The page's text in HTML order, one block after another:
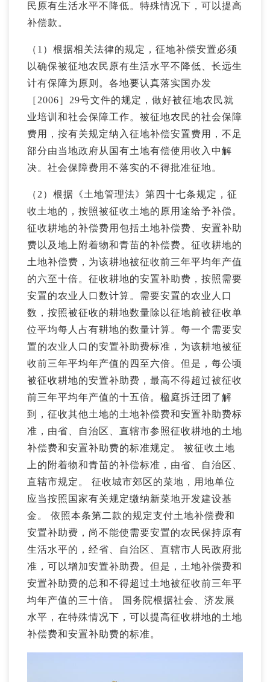
民原有生活水平不降低。特殊情况下，可以提高
补偿款。
（1）根据相关法律的规定，征地补偿安置必须
以确保被征地农民原有生活水平不降低、长远生
计有保障为原则。各地要认真落实国办发
［2006］29号文件的规定，做好被征地农民就
业培训和社会保障工作。被征地农民的社会保障
费用，按有关规定纳入征地补偿安置费用，不足
部分由当地政府从国有土地有偿使用收入中解
决。社会保障费用不落实的不得批准征地。
（2）根据《土地管理法》第四十七条规定，征
收土地的，按照被征收土地的原用途给予补偿。
征收耕地的补偿费用包括土地补偿费、安置补助
费以及地上附着物和青苗的补偿费。征收耕地的
土地补偿费，为该耕地被征收前三年平均年产值
的六至十倍。征收耕地的安置补助费，按照需要
安置的农业人口数计算。需要安置的农业人口
数，按照被征收的耕地数量除以征地前被征收单
位平均每人占有耕地的数量计算。每一个需要安
置的农业人口的安置补助费标准，为该耕地被征
收前三年平均年产值的四至六倍。但是，每公顷
被征收耕地的安置补助费，最高不得超过被征收
前三年平均年产值的十五倍。楹庭拆迁团了解
到，征收其他土地的土地补偿费和安置补助费标
准，由省、自治区、直辖市参照征收耕地的土地
补偿费和安置补助费的标准规定。 被征收土地
上的附着物和青苗的补偿标准，由省、自治区、
直辖市规定。 征收城市郊区的菜地，用地单位
应当按照国家有关规定缴纳新菜地开发建设基
金。 依照本条第二款的规定支付土地补偿费和
安置补助费，尚不能使需要安置的农民保持原有
生活水平的，经省、自治区、直辖市人民政府批
准，可以增加安置补助费。但是，土地补偿费和
安置补助费的总和不得超过土地被征收前三年平
均年产值的三十倍。 国务院根据社会、济发展
水平，在特殊情况下，可以提高征收耕地的土地
补偿费和安置补助费的标准。